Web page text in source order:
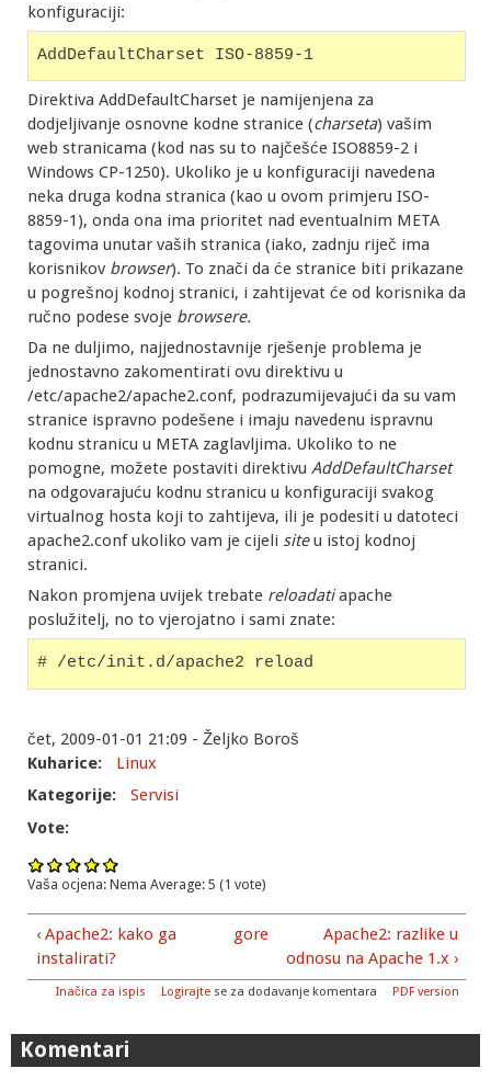
konfiguraciji:
AddDefaultCharset ISO-8859-1
Direktiva AddDefaultCharset je namijenjena za
dodjeljivanje osnovne kodne stranice (charseta) vašim
web stranicama (kod nas su to najčešće ISO8859-2 i
Windows CP-1250). Ukoliko je u konfiguraciji navedena
neka druga kodna stranica (kao u ovom primjeru ISO-
8859-1), onda ona ima prioritet nad eventualnim META
tagovima unutar vaših stranica (iako, zadnju riječ ima
korisnikov browser). To znači da će stranice biti prikazane
u pogrešnoj kodnoj stranici, i zahtijevat će od korisnika da
ručno podese svoje browsere.
Da ne duljimo, najjednostavnije rješenje problema je
jednostavno zakomentirati ovu direktivu u
/etc/apache2/apache2.conf, podrazumijevajući da su vam
stranice ispravno podešene i imaju navedenu ispravnu
kodnu stranicu u META zaglavljima. Ukoliko to ne
pomogne, možete postaviti direktivu AddDefaultCharset
na odgovarajuću kodnu stranicu u konfiguraciji svakog
virtualnog hosta koji to zahtijeva, ili je podesiti u datoteci
apache2.conf ukoliko vam je cijeli siteu istoj kodnoj
stranici.
Nakon promjena uvijek trebate reloadatiapache
poslužitelj, no to vjerojatno i sami znate:
# /etc/init.d/apache2 reload
čet, 2009-01-01 21:09 - Željko Boroš
Kuharice:
Linux
Kategorije:
Servisi
Vote:
Vaša ocjena: Nema Average: 5 (1 vote)
‹ Apache2: kako ga
instalirati?
gore
Apache2: razlike u
odnosu na Apache 1.x ›
Inačica za ispis Logirajte se za dodavanje komentara PDF version
Komentari